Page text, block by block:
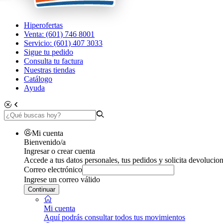
Hiperofertas
Venta: (601) 746 8001
Servicio: (601) 407 3033
Sigue tu pedido
Consulta tu factura
Nuestras tiendas
Catálogo
Ayuda
Mi cuenta
Bienvenido/a
Ingresar o crear cuenta
Accede a tus datos personales, tus pedidos y solicita
Correo electrónico
Ingrese un correo válido
Continuar
Mi cuenta
Aquí podrás consultar todos tus movimientos